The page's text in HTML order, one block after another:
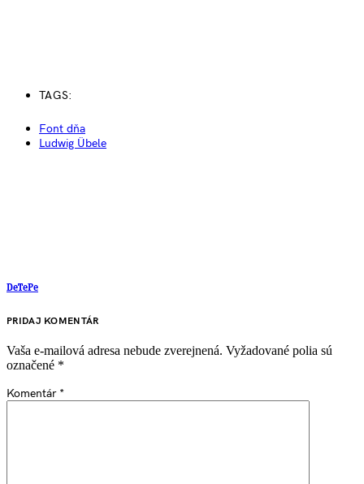
TAGS:
Font dňa
Ludwig Übele
DeTePe
PRIDAJ KOMENTÁR
Vaša e-mailová adresa nebude zverejnená. Vyžadované polia sú
označené *
Komentár *